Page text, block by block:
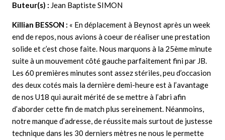
Buteur(s) : Jean Baptiste SIMON
Killian BESSON : « En déplacement à Beynost après un week
end de repos, nous avions à coeur de réaliser une prestation
solide et c’est chose faite. Nous marquons à la 25ème minute
suite à un mouvement côté gauche parfaitement fini par JB.
Les 60 premières minutes sont assez stériles, peu d’occasion
des deux cotés mais la dernière demi-heure est à l’avantage
de nos U18 qui aurait mérité de se mettre à l’abri afin
d’aborder cette fin de match plus sereinement. Néanmoins,
notre manque d’adresse, de réussite mais surtout de justesse
technique dans les 30 derniers mètres ne nous le permette